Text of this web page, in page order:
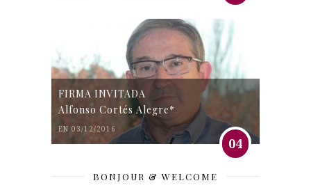
FIRMA INVITADA
Alfonso Cortés Alegre*
EN 03/12/2016
04
BONJOUR & WELCOME